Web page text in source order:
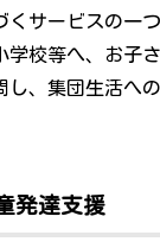
くサービスの一
学校等へ、お子
し、集団生活へ
発達支援